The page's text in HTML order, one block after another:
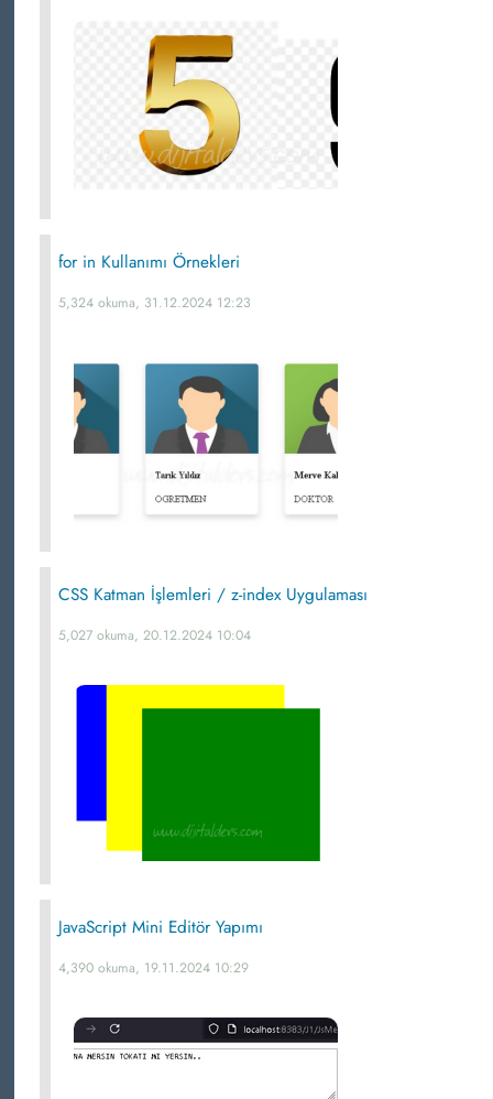
for in Kullanımı Örnekleri
5,324 okuma, 31.12.2024 12:23
CSS Katman İşlemleri / z-index Uygulaması
5,027 okuma, 20.12.2024 10:04
JavaScript Mini Editör Yapımı
4,390 okuma, 19.11.2024 10:29